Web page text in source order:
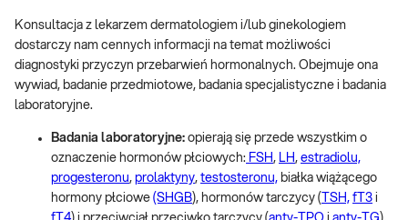
Konsultacja z lekarzem dermatologiem i/lub ginekologiem
dostarczy nam cennych informacji na temat możliwości
diagnostyki przyczyn przebarwień hormonalnych. Obejmuje ona
wywiad, badanie przedmiotowe, badania specjalistyczne i badania
laboratoryjne.
Badania laboratoryjne: opierają się przede wszystkim o
oznaczenie hormonów płciowych: FSH, LH, estradiolu,
progesteronu, prolaktyny, testosteronu, białka wiążącego
hormony płciowe (SHGB), hormonów tarczycy ( TSH, fT3 i